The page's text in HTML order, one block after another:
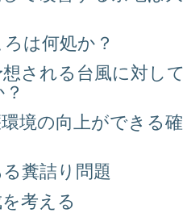
は何処か？
される台風に対して
境の向上ができる確
糞詰り問題
考える